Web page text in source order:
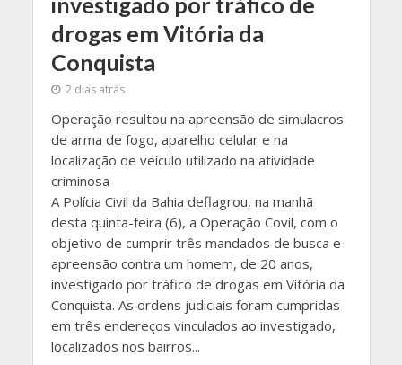
drogas em Vitória da
Conquista
2 dias atrás
Operação resultou na apreensão de simulacros
de arma de fogo, aparelho celular e na
localização de veículo utilizado na atividade
criminosa
A Polícia Civil da Bahia deflagrou, na manhã
desta quinta-feira (6), a Operação Covil, com o
objetivo de cumprir três mandados de busca e
apreensão contra um homem, de 20 anos,
investigado por tráfico de drogas em Vitória da
Conquista. As ordens judiciais foram cumpridas
em três endereços vinculados ao investigado,
localizados nos bairros...